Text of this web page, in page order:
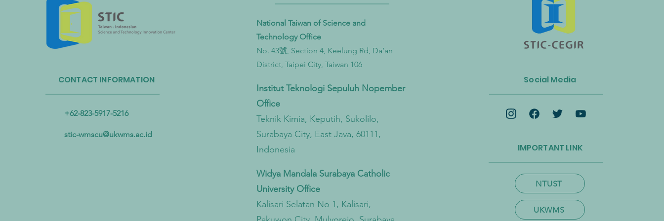
Internasional Taoyuan Bermitra
untuk Mendorong Sirkulasi
Sumber Daya Plastik
Taiwan Perkuat Kemitraan Lintas
Kementerian untuk Mengatasi
Pencemaran Mikroplastik dari
Darat hingga Laut
untuk Mempercepat Ekonomi
Sirkular dan Transisi Net-Zero
CONTACT INFORMATION
+62-823-5917-5216
stic-wmscu@ukwms.ac.id
National Taiwan of Science and
Technology Office
No. 43號, Section 4, Keelung Rd, Da’an
District, Taipei City, Taiwan 106
Institut Teknologi Sepuluh Nopember
Office
Teknik Kimia, Keputih, Sukolilo,
Surabaya City, East Java, 60111,
Indonesia
Widya Mandala Surabaya Catholic
University Office
Kalisari Selatan No 1, Kalisari,
Social Media
IMPORTANT LINK
NTUST
UKWMS